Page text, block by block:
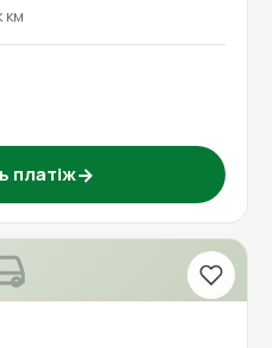
км
платіж→